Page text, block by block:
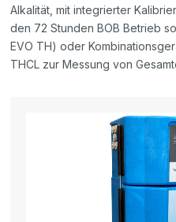
Alkalität, mit integrierter
den 72 Stunden BOB Betrieb
EVO TH) oder
THCL zur Messung von